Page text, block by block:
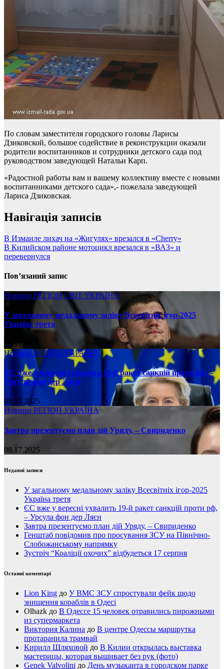
По словам заместителя городского головы Ларисы
Дзиковской, большое содействие в реконструкции оказали
родители воспитанников и сотрудники детского сада под
руководством заведующей Натальи Карп.
«Радостной работы вам и вашему коллективу вместе с новыми
воспитанниками детского сада»,- пожелала заведующей
Лариса Дзиковская.
Навігація записів
В Измаиле лихач на «Жигулях» врезался в «Cherry»
В Килийском районе мотоцикл врезался в «ВАЗ» и
перевернулся
Пов’язаний запис
Новини РЕГІОНСВІТ УКРАЇНА
У загальному медальному заліку Всесвітніх ігор-2025
Україна третя
08.17.2025
НовиниРЕГІОН УКРАЇНА
ЄС вже у вересні ухвалить 19-й ракет санкцій проти рф, –
Урсула фон дер Ляєн
08.17.2025
Новини РЕГІОН УКРАЇНА
Завтра презентуємо план дій Уряду, – Свириденко
08.17.2025
Недавні записи
У загальному медальному заліку Всесвітніх ігор-2025
Україна третя
ЄС вже у вересні ухвалить 19-й ракет санкцій проти рф,
– Урсула фон дер Ляєн
Завтра презентуємо план дій Уряду, – Свириденко
Генштаб повідомив про просування ЗСУ на Північно-
Слобожанському напрямку
Зустріч “Коаліції охочих” відбудеться 17 серпня
Останні коментарі
Lion King до У ВМС ЗСУ спростували фейк щодо
знищення кораблів в Одесі
Olhazk до В Одессе 15 человек отравились пирожными
из супермаркета
Виктория Калина до В центре Одессы маршрутка
протаранила трамвай
Кирилл Шляховой до В Килии открылась выставка
мастерицы, которая вышивает без рук (фото)
Genek Valvolini до День музыканта в городском парке